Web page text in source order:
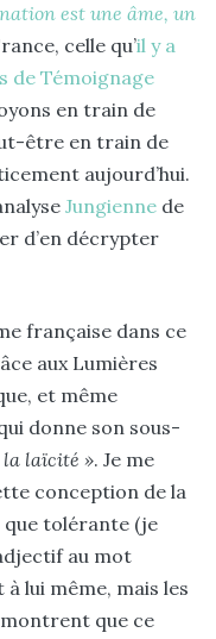
est une âme, un
celle qu’il y a
de Témoignage
en train de
être en train de
aujourd’hui.
Jungienne de
d’en décrypter
française dans ce
aux Lumières
et même
donne son sous-
la laïcité ». Je me
conception de la
que tolérante (je
au mot
lui même, mais les
montrent que ce